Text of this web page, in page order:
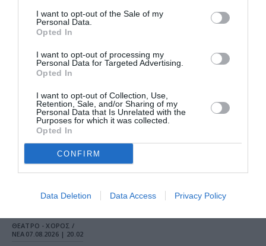
I want to opt-out of the Sale of my
Personal Data.
Opted In
I want to opt-out of processing my
Personal Data for Targeted Advertising.
Opted In
I want to opt-out of Collection, Use,
Retention, Sale, and/or Sharing of my
Personal Data that Is Unrelated with the
Purposes for which it was collected.
Opted In
CONFIRM
Data Deletion Data Access Privacy Policy
❮ Προηγούμενη
Τελευταία
νέα
ΘΕΑΤΡΟ - ΧΟΡΟΣ /
ΝΕΑ 07.08.2026 | 20.02